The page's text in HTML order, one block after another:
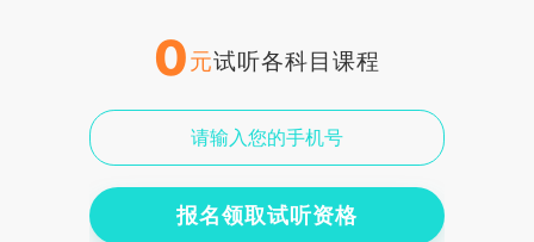
0元试听各科目课程
报名领取试听资格